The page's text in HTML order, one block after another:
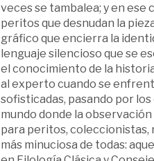
veces se tambalea; y en
peritos que desnudan la
gráfico que encierra la
lenguaje silencioso que se
el conocimiento de la
al experto cuando se
sofisticadas, pasando por
mundo donde la
para peritos, coleccionistas,
más minuciosa de todas: